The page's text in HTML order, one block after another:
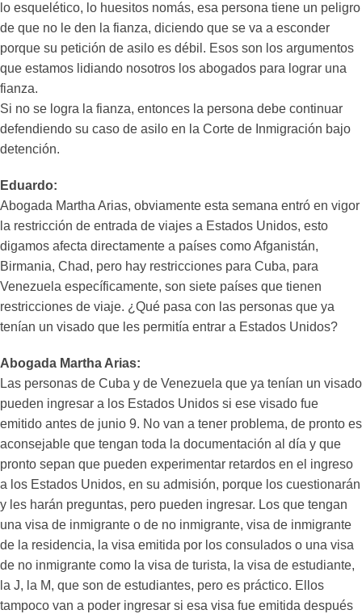
lo esquelético, lo huesitos nomás, esa persona tiene un peligro
de que no le den la fianza, diciendo que se va a esconder
porque su petición de asilo es débil. Esos son los argumentos
que estamos lidiando nosotros los abogados para lograr una
fianza.
Si no se logra la fianza, entonces la persona debe continuar
defendiendo su caso de asilo en la Corte de Inmigración bajo
detención.
Eduardo:
Abogada Martha Arias, obviamente esta semana entró en vigor
la restricción de entrada de viajes a Estados Unidos, esto
digamos afecta directamente a países como Afganistán,
Birmania, Chad, pero hay restricciones para Cuba, para
Venezuela específicamente, son siete países que tienen
restricciones de viaje. ¿Qué pasa con las personas que ya
tenían un visado que les permitía entrar a Estados Unidos?
Abogada Martha Arias:
Las personas de Cuba y de Venezuela que ya tenían un visado
pueden ingresar a los Estados Unidos si ese visado fue
emitido antes de junio 9. No van a tener problema, de pronto es
aconsejable que tengan toda la documentación al día y que
pronto sepan que pueden experimentar retardos en el ingreso
a los Estados Unidos, en su admisión, porque los cuestionarán
y les harán preguntas, pero pueden ingresar. Los que tengan
una visa de inmigrante o de no inmigrante, visa de inmigrante
de la residencia, la visa emitida por los consulados o una visa
de no inmigrante como la visa de turista, la visa de estudiante,
la J, la M, que son de estudiantes, pero es práctico. Ellos
tampoco van a poder ingresar si esa visa fue emitida después